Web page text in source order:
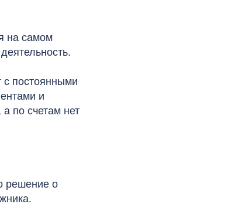
на самом
с постоянными
и
по счетам нет
решение о